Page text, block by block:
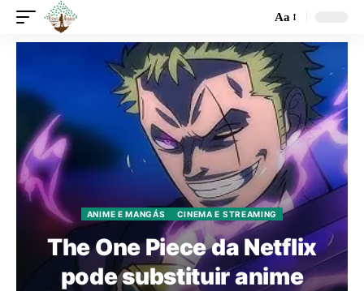
Aa
ANIME E MANGÁS CINEMA E STREAMING
The One Piece da Netflix
pode substituir anime